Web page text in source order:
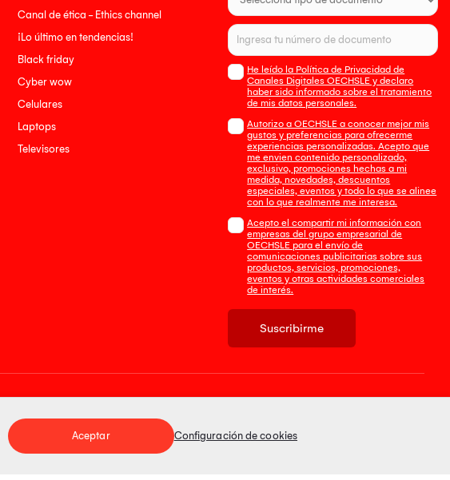
Canal de ética - Ethics channel
¡Lo último en tendencias!
Black friday
Cyber wow
Celulares
Laptops
Televisores
He leído la Política de Privacidad de
Canales Digitales OECHSLE y declaro
haber sido informado sobre el tratamiento
de mis datos personales.
Autorizo a OECHSLE a conocer mejor mis
gustos y preferencias para ofrecerme
experiencias personalizadas. Acepto que
me envien contenido personalizado,
exclusivo, promociones hechas a mi
medida, novedades, descuentos
especiales, eventos y todo lo que se alinee
con lo que realmente me interesa.
Acepto el compartir mi información con
empresas del grupo empresarial de
OECHSLE para el envío de
comunicaciones publicitarias sobre sus
productos, servicios, promociones,
eventos y otras actividades comerciales
de interés.
Suscribirme
Tienda 100% Segura
Aceptar Configuración de cookies